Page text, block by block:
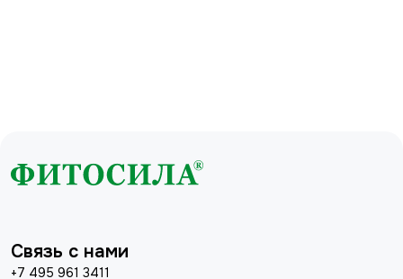
Связь с нами
+7 495 961 3411